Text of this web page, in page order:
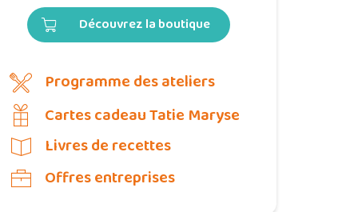
Découvrez la boutique
Programme des ateliers
Cartes cadeau Tatie Maryse
Livres de recettes
Offres entreprises